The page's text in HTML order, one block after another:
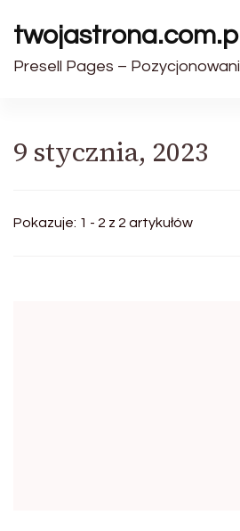
twojastrona.com.pl
Presell Pages –
9 stycznia, 2023
Pokazuje: 1 - 2 z 2 artykułów